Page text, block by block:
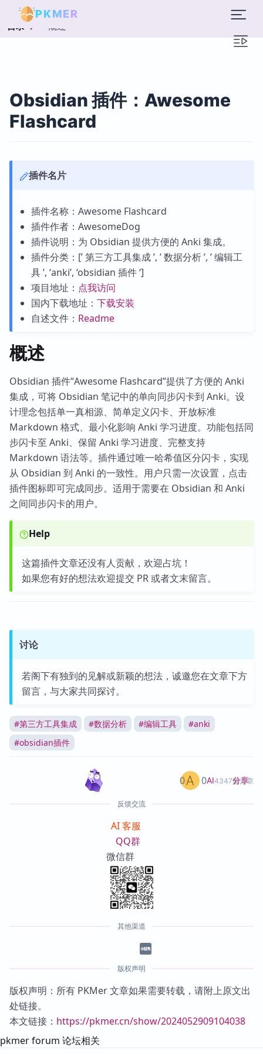
PKMER
目录 概述
Obsidian 插件：Awesome
Flashcard
插件名片
插件名称：Awesome Flashcard
插件作者：AwesomeDog
插件说明：为 Obsidian 提供方便的 Anki 集成。
插件分类：[’ 第三方工具集成 ’, ’ 数据分析 ’, ’ 编辑工
具 ’, ‘anki’, ‘obsidian 插件 ‘]
项目地址： 点我访问
国内下载地址： 下载安装
自述文件： Readme
概述
Obsidian 插件“Awesome Flashcard”提供了方便的 Anki
集成，可将 Obsidian 笔记中的单向同步闪卡到 Anki。设
计理念包括单一真相源、简单定义闪卡、开放标准
Markdown 格式、最小化影响 Anki 学习进度。功能包括同
步闪卡至 Anki、保留 Anki 学习进度、完整支持
Markdown 语法等。插件通过唯一哈希值区分闪卡，实现
从 Obsidian 到 Anki 的一致性。用户只需一次设置，点击
插件图标即可完成同步。适用于需要在 Obsidian 和 Anki
之间同步闪卡的用户。
Help
这篇插件文章还没有人贡献，欢迎占坑！
如果您有好的想法欢迎提交 PR 或者文末留言。
讨论
若阁下有独到的见解或新颖的想法，诚邀您在文章下方
留言，与大家共同探讨。
#第三方工具集成 #数据分析 #编辑工具 #anki
#obsidian插件
AI4347篇文章
0 0 分享
反馈交流
AI 客服
QQ群
微信群
其他渠道
版权声明
版权声明：所有 PKMer 文章如果需要转载，请附上原文出
处链接。
本文链接： https://pkmer.cn/show/2024052909104038
pkmer forum 论坛相关